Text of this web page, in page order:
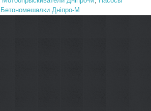
Бетономешалки Днiпро-М